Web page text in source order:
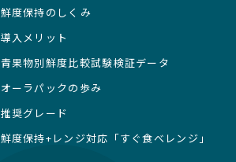
鮮度保持のしくみ
導入メリット
青果物別鮮度比較試験検証データ
オーラパックの歩み
推奨グレード
鮮度保持+レンジ対応「すぐ食べレンジ」